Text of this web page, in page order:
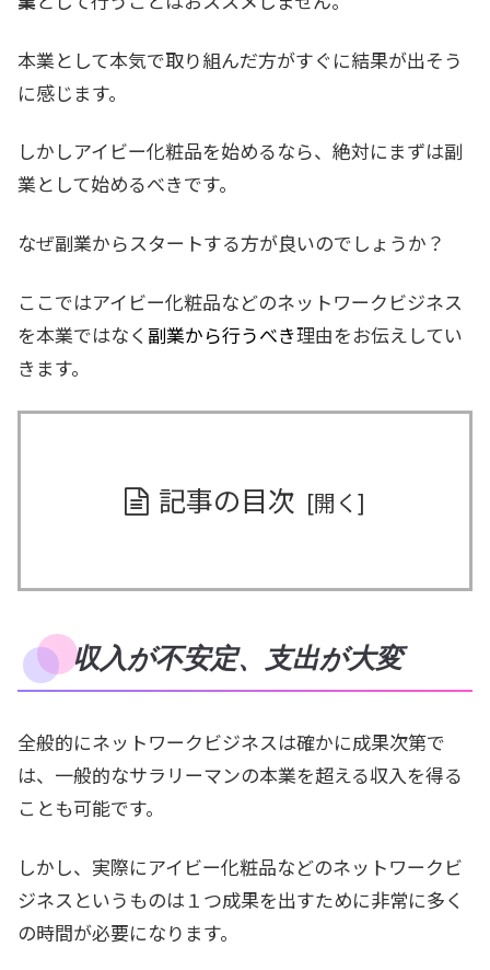
本業として本気で取り組んだ方がすぐに結果が出そう
に感じます。
しかしアイビー化粧品を始めるなら、絶対にまずは副
業として始めるべきです。
なぜ副業からスタートする方が良いのでしょうか？
ここではアイビー化粧品などのネットワークビジネス
を本業ではなく 副業から行うべき理由をお伝えしてい
きます。
記事の目次
収入が不安定、支出が大変
全般的にネットワークビジネスは確かに成果次第で
は、一般的なサラリーマンの本業を超える収入を得る
ことも可能です。
しかし、実際にアイビー化粧品などのネットワークビ
ジネスというものは１つ成果を出すために非常に多く
の時間が必要になります。